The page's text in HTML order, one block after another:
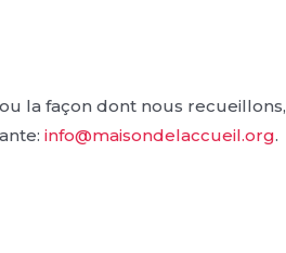
la façon dont nous recueillons,
info@maisondelaccueil.org.